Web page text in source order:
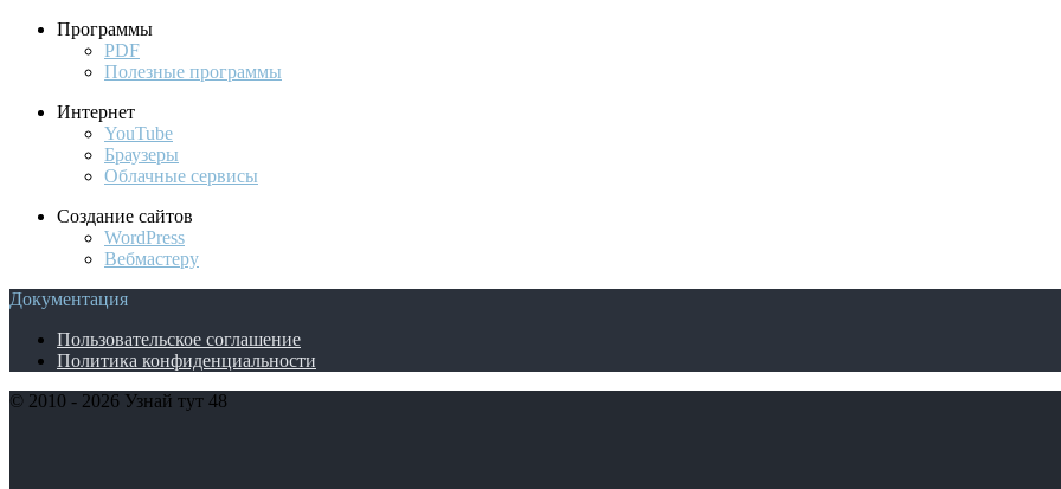
Программы
PDF
Полезные программы
Интернет
YouTube
Браузеры
Облачные сервисы
Создание сайтов
WordPress
Вебмастеру
Документация
Пользовательское соглашение
Политика конфиденциальности
© 2010 - 2026 Узнай тут 48